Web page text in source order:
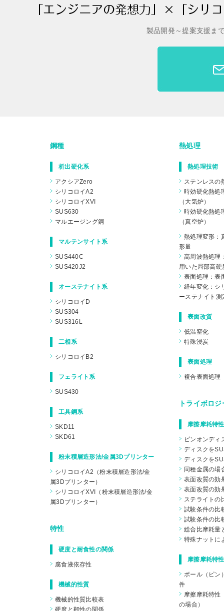
製品開発～提案支援ま
鋼種
析出硬化系
アクシアZero
シリコロイA2
シリコロイXVI
SUS630
マルエージング鋼
マルテンサイト系
SUS440C
SUS420J2
オーステナイト系
シリコロイD
SUS304
SUS316L
二相系
シリコロイB2
フェライト系
SUS430
工具鋼系
SKD11
SKD61
粉末積層造形法/金属3Dプリンター
シリコロイA2（粉末積層造形法/金
属3Dプリンター）
シリコロイXVI（粉末積層造形法/金
属3Dプリンター）
特性
硬度と耐食性の関係
腐食液依存性
機械的性質
機械的性質比較表
熱処理
熱処理技術
ステンレスの
時効硬化熱処
（大気炉）
時効硬化熱処
（真空炉）
熱処理変形：
形量
高周波熱処理
用いた局部高硬
表面処理：表
経年変化：シ
ーステナイト測
表面改質
低温窒化
特殊浸炭
表面処理
複合表面処理
トライボロジ
摩擦摩耗特
ピンオンディ
ディスクを
ディスクを
同種金属の場
表面改質の効
表面改質の効
ステライトの
試験条件の比
試験条件の比
総合比摩耗量
特殊ナットに
摩擦摩耗特
ボール（ピン
件
摩擦摩耗特性
の場合）